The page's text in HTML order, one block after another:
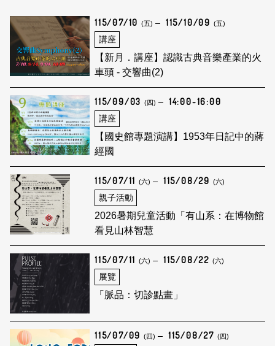
聯絡我們
115/07/10 (五) 115/10/09 (五)
講座
【新月．講座】認識古典音樂產業的火
車頭 - 交響曲(2)
115/09/03 (四) 14:00-16:00
講座
【國史館專題演講】1953年日記中的蔣
經國
115/07/11 (六) 115/08/29 (六)
親子活動
2026暑期兒童活動「有山系：在博物館
看見山林智慧
115/07/11 (六) 115/08/22 (六)
展覽
「脈品：切診點畫」
115/07/09 (四) 115/08/27 (四)